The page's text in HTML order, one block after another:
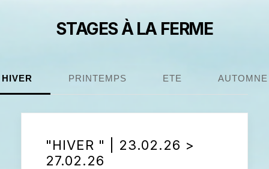
STAGESÀ LA FERME
HIVER PRINTEMPS ETE AUTOMNE
"HIVER " | 23.02.26 >
27.02.26